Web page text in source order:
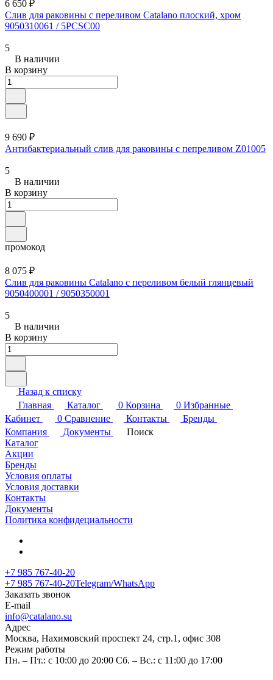
6 650 ₽
Слив для раковины с переливом Catalano плоский, хром
9050310061 / 5PCSC00
5
В наличии
В корзину
9 690 ₽
Антибактериальный слив для раковины с пепреливом Z01005
5
В наличии
В корзину
промокод
8 075 ₽
Слив для раковины Catalano с переливом белый глянцевый
9050400001 / 9050350001
5
В наличии
В корзину
Назад к списку
Главная
Каталог 0 Корзина 0 Избранные
Кабинет
0 Сравнение Контакты
Бренды
Компания
Документы
Поиск
Каталог
Акции
Бренды
Условия оплаты
Условия доставки
Контакты
Документы
Политика конфидециальности
+7 985 767-40-20
+7 985 767-40-20Telegram/WhatsApp
Заказать звонок
E-mail
info@catalano.su
Адрес
Москва, Нахимовский проспект 24, стр.1, офис 308
Режим работы
Пн. – Пт.: с 10:00 до 20:00 Сб. – Вс.: с 11:00 до 17:00